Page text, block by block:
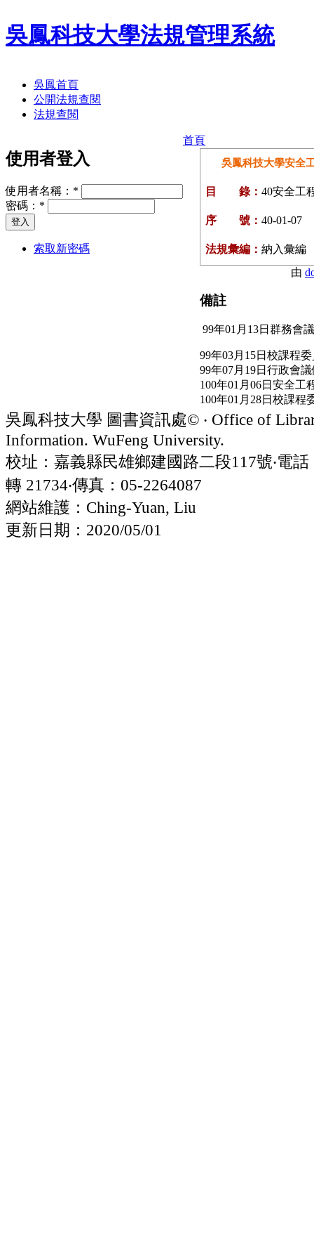
吳鳳科技大學法規管理系統
吳鳳首頁
公開法規查閱
法規查閱
使用者登入
使用者名稱： *
密碼： *
索取新密碼
首頁
吳鳳科技大學安全
目 錄： 40安全工
序 號： 40-01-07
法規彙編： 納入彙編
由
備註
99年01月13日群務會
99年03月15日校課程
99年07月19日行政會
100年01月06日安全工
100年01月28日校課程
吳鳳科技大學 圖書資訊處© ‧ Office of
Information. WuFeng University.
校址：嘉義縣民雄鄉建國路二段117號‧電話
轉 21734‧傳真：05-2264087
網站維護：Ching-Yuan, Liu
更新日期：2020/05/01